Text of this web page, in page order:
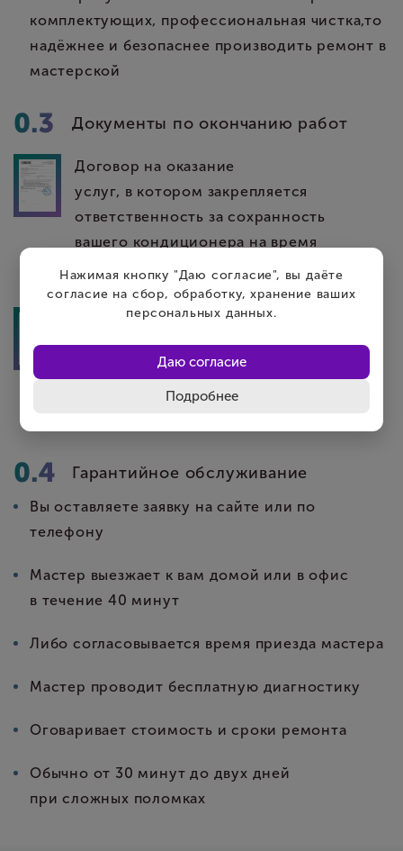
Нажимая кнопку "Даю согласие", вы даёте
согласие на сбор, обработку, хранение ваших
персональных данных.
Даю согласие
Подробнее
комплектующих, профессиональная чистка,то
надёжнее и безопаснее производить ремонт в
мастерской
Документы по окончанию работ
Договор на оказание
услуг, в котором закрепляется
ответственность за сохранность
вашего кондиционера на время
Гарантийный талон,
в котором перечислены
устранённые неисправности, на
которые будет действовать
Гарантийное обслуживание
Вы оставляете заявку на сайте или по
телефону
Мастер выезжает к вам домой или в офис
в течение 40 минут
Либо согласовывается время приезда мастера
Мастер проводит бесплатную диагностику
Оговаривает стоимость и сроки ремонта
Обычно от 30 минут до двух дней
при сложных поломках